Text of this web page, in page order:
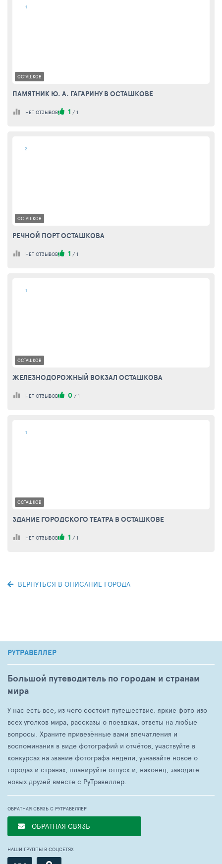
1
ОСТАШКОВ
ПАМЯТНИК Ю. А. ГАГАРИНУ В ОСТАШКОВЕ
НЕТ ОТЗЫВОВ 1 / 1
2
ОСТАШКОВ
РЕЧНОЙ ПОРТ ОСТАШКОВА
НЕТ ОТЗЫВОВ 1 / 1
1
ОСТАШКОВ
ЖЕЛЕЗНОДОРОЖНЫЙ ВОКЗАЛ ОСТАШКОВА
НЕТ ОТЗЫВОВ 0 / 1
1
ОСТАШКОВ
ЗДАНИЕ ГОРОДСКОГО ТЕАТРА В ОСТАШКОВЕ
НЕТ ОТЗЫВОВ 1 / 1
ВЕРНУТЬСЯ В ОПИСАНИЕ ГОРОДА
РУТРАВЕЛЛЕР
Большой путеводитель по городам и странам
мира
У нас есть всё, из чего состоит путешествие: яркие фото изо
всех уголков мира, рассказы о поездках, ответы на любые
вопросы. Храните привезённые вами впечатления и
воспоминания в виде фотографий и отчётов, участвуйте в
конкурсах на звание фотографа недели, узнавайте новое о
городах и странах, планируйте отпуск и, наконец, заводите
новых друзей вместе с РуТравеллер.
ОБРАТНАЯ СВЯЗЬ С РУТРАВЕЛЛЕР
ОБРАТНАЯ СВЯЗЬ
НАШИ ГРУППЫ В СОЦСЕТЯХ